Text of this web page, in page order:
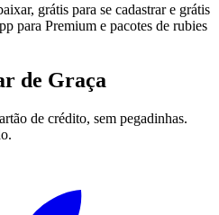
grátis para se cadastrar e grátis
para Premium e pacotes de rubies
de Graça
de crédito, sem pegadinhas.